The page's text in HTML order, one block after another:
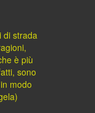
di strada
è più
sono
modo